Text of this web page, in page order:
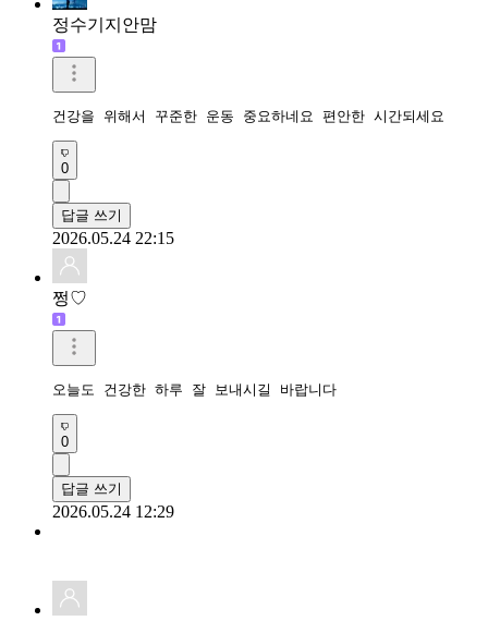
정수기지안맘
건강을 위해서 꾸준한 운동 중요하네요 편안한 시간되세요
0
답글 쓰기
2026.05.24 22:15
쩡♡
오늘도 건강한 하루 잘 보내시길 바랍니다
0
답글 쓰기
2026.05.24 12:29